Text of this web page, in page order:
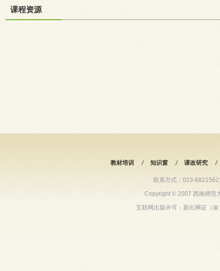
课程资源
教材培训 知识窗 课改研究
联系方式：023-
Copyright © 2007 西南师范
互联网出版许可：新出网证（